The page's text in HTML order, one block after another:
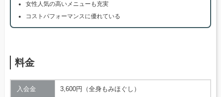
女性人気の高いメニューも充実
コストパフォーマンスに優れている
料金
入会金 3,600円（全身もみほぐし）